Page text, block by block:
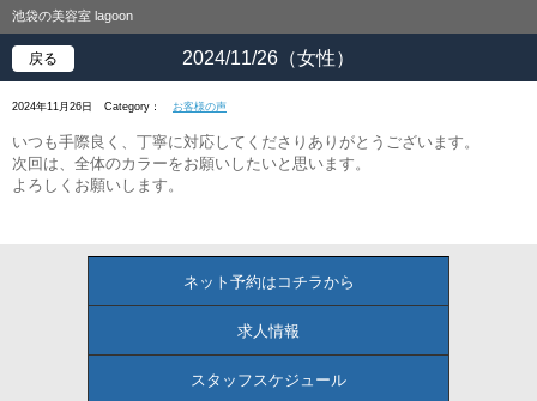
池袋の美容室 lagoon
2024/11/26（女性）
戻る
2024年11月26日 Category： お客様の声
いつも手際良く、丁寧に対応してくださりありがとうございます。
次回は、全体のカラーをお願いしたいと思います。
よろしくお願いします。
ネット予約はコチラから
求人情報
スタッフスケジュール